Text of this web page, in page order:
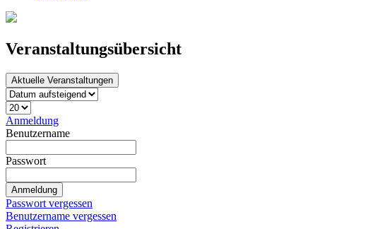
Veranstaltungsübersicht
Aktuelle Veranstaltungen
Anmeldung
Benutzername
Passwort
Anmeldung
Passwort vergessen
Benutzername vergessen